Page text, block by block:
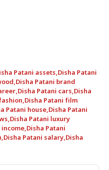
Patani assets,Disha Patani
,Disha Patani brand
,Disha Patani cars,Disha
,Disha Patani film
Patani house,Disha Patani
,Disha Patani luxury
income,Disha Patani
,Disha Patani salary,Disha